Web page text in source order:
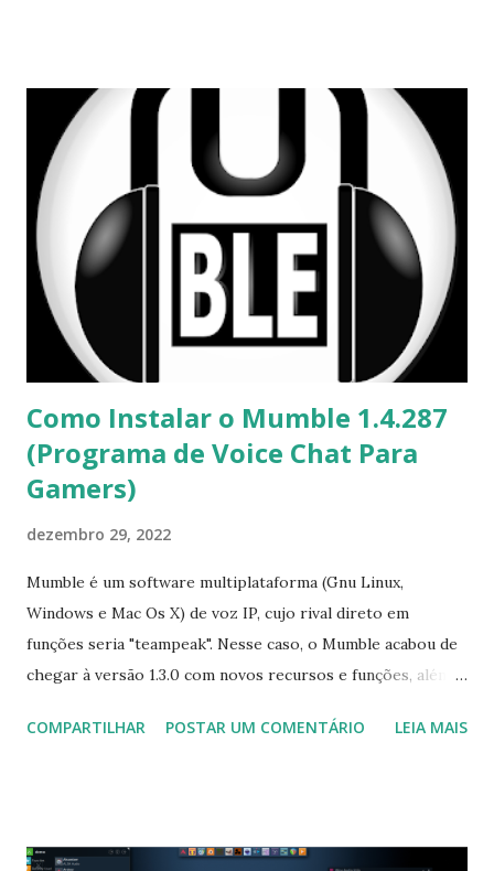
Dragon alguns dias e você poderá apreciá-lo mais; o
utilitário BLOB ajuda você a mudar rapidamente para outro
conjunto de configuração de tema; o menu jgmenu foi
atualizado e o recurso de pesquisa agora pode ser mais
útil; o O script de boas-vindas verificará as fontes apt do
Debian ausentes (por exemplo, após a instalação offline) e
se oferecerá para adicioná-las; também no script de boas-
vindas, uma oferta para verificar se há firmware e
instalação ausentes; utilit...
Como Instalar o Mumble 1.4.287
(Programa de Voice Chat Para
Gamers)
dezembro 29, 2022
Mumble é um software multiplataforma (Gnu Linux,
Windows e Mac Os X) de voz IP, cujo rival direto em
funções seria "teampeak". Nesse caso, o Mumble acabou de
chegar à versão 1.3.0 com novos recursos e funções, além
vez, o Mumble é oferecido com uma licença de código
funções e nos permitem personalizar o software ao
COMPARTILHAR POSTAR UM COMENTÁRIO LEIA MAIS